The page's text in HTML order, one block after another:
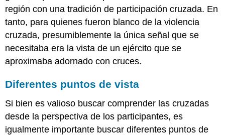
región con una tradición de participación cruzada. En
tanto, para quienes fueron blanco de la violencia
cruzada, presumiblemente la única señal que se
necesitaba era la vista de un ejército que se
aproximaba adornado con cruces.
Diferentes puntos de vista
Si bien es valioso buscar comprender las cruzadas
desde la perspectiva de los participantes, es
igualmente importante buscar diferentes puntos de